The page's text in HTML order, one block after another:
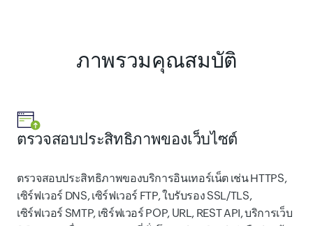
ภาพรวมคุณสมบัติ
ตรวจสอบประสิทธิภาพของเว็บไซต์
ตรวจสอบประสิทธิภาพของบริการอินเทอร์เน็ต เช่น HTTPS,
เซิร์ฟเวอร์ DNS, เซิร์ฟเวอร์ FTP, ใบรับรอง SSL/TLS,
เซิร์ฟเวอร์ SMTP, เซิร์ฟเวอร์ POP, URL, REST API, บริการเว็บ